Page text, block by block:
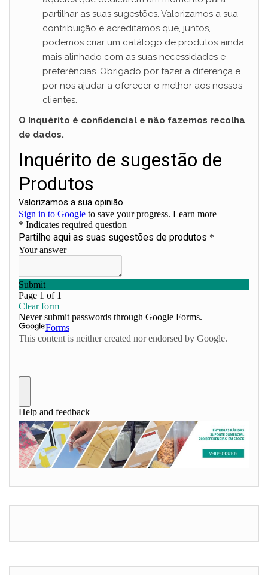
partilhar as suas sugestões. Valorizamos a sua
contribuição e acreditamos que, juntos,
podemos criar um catálogo de produtos ainda
mais alinhado com as suas necessidades e
preferências. Obrigado por fazer a diferença e
por nos ajudar a oferecer o melhor aos nossos
clientes.
O Inquérito é confidencial e não fazemos recolha
de dados.